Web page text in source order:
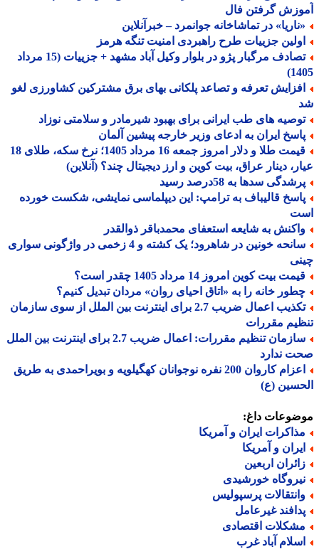
گرفتن فال
در تماشاخانه جوانمرد – خبرآنلاین
جزییات طرح راهبردی امنیت تنگه هرمز
تصادف مرگبار پژو در بلوار وکیل آباد مشهد + جزییات (15 مرداد
تعرفه و تصاعد پلکانی بهای برق مشترکین کشاورزی لغو
های طب ایرانی برای بهبود شیرمادر و سلامتی نوزاد
ایران به ادعای وزیر خارجه پیشین آلمان
قیمت طلا و دلار امروز جمعه 16 مرداد 1405؛ نرخ سکه، طلای 18
دینار عراق، بیت کوین و ارز دیجیتال چند؟ (آنلاین)
سدها به 58درصد رسید
قالیباف به ترامپ: این دیپلماسی نمایشی، شکست خورده
به شایعه استعفای محمدباقر ذوالقدر
سانحه خونین در شاهرود؛ یک کشته و 4 زخمی در واژگونی سواری
بیت کوین امروز 14 مرداد 1405 چقدر است؟
خانه را به «اتاق احیای روان» مردان تبدیل کنیم؟
تکذیب اعمال ضریب 2.7 برای اینترنت بین الملل از سوی سازمان
مقررات
سازمان تنظیم مقررات: اعمال ضریب 2.7 برای اینترنت بین الملل
ندارد
اعزام کاروان 200 نفره نوجوانان کهگیلویه و بویراحمدی به طریق
(ع)
داغ:
ایران و آمریکا
و آمریکا
اربعین
خورشیدی
پرسپولیس
غیرعامل
اقتصادی
آباد غرب